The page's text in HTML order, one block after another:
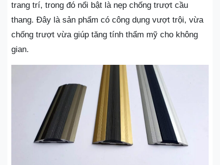
trang trí, trong đó nổi bật là nẹp chống trượt cầu
thang. Đây là sản phẩm có công dụng vượt trội, vừa
chống trượt vừa giúp tăng tính thẩm mỹ cho không
gian.